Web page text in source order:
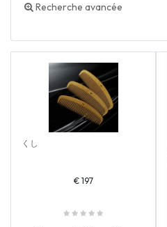
Recherche avancée
くし
€ 197